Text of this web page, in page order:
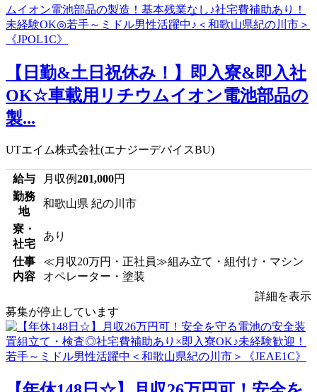
【日勤&土日祝休み！】即入寮&即入社
OK☆車載用リチウムイオン電池部品の
製...
UTエイム株式会社(エナジーデバイスBU)
給与 月収例201,000円
勤務
地
和歌山県 紀の川市
寮・
社宅
あり
仕事
内容
≪月収20万円・正社員≫組み立て・組付け・マシン
オペレーター・塗装
詳細を表示
募集が停止しています